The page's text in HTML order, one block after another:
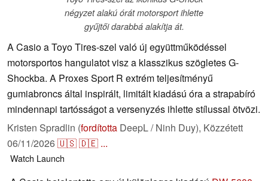
négyzet alakú órát motorsport ihlette
gyűjtői darabbá alakítja át.
A Casio a Toyo Tires-szel való új együttműködéssel
motorsportos hangulatot visz a klasszikus szögletes G-
Shockba. A Proxes Sport R extrém teljesítményű
gumiabroncs által inspirált, limitált kiadású óra a strapabíró
mindennapi tartósságot a versenyzés ihlette stílussal ötvözi.
Kristen Spradlin (fordította DeepL / Ninh Duy), Közzétett
06/11/2026🇺🇸🇩🇪 ...
Watch Launch